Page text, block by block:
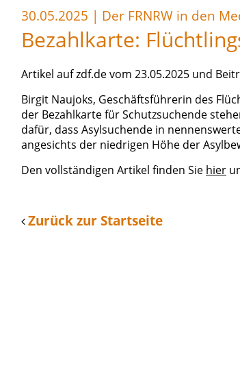
30.05.2025 | Der FRNRW in den
Bezahlkarte:
Artikel auf zdf.de vom 23.05.2025 und
Birgit Naujoks, Geschäftsführerin des
der Bezahlkarte für Schutzsuchende
dafür, dass Asylsuchende in
angesichts der niedrigen Höhe der
Den vollständigen Artikel finden Sie hier
Zurück zur Startseite